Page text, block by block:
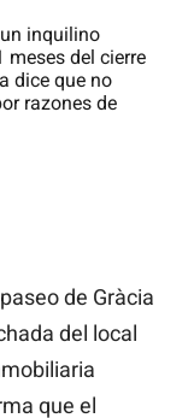
inquilino
del cierre
dice que no
razones de
de Gràcia
del local
que el